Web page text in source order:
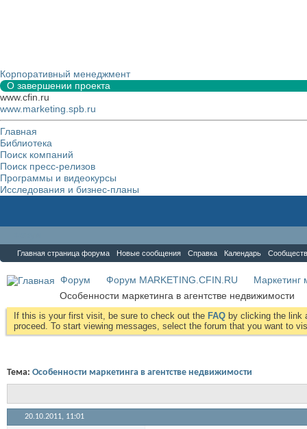
Корпоративный менеджмент
О завершении проекта
www.cfin.ru
www.marketing.spb.ru
Главная
Библиотека
Поиск компаний
Поиск пресс-релизов
Программы и видеокурсы
Исследования и бизнес-планы
Главная страница форума Новые сообщения Справка Календарь
Форум Форум MARKETING.CFIN.RU
Маркетинг
Особенности маркетинга в агентстве недвижимости
If this is your first visit, be sure to check out the FAQ by clicking the link
proceed. To start viewing messages, select the forum that you want to
Тема: Особенности маркетинга в агентстве недвижимости
20.10.2011, 11:01